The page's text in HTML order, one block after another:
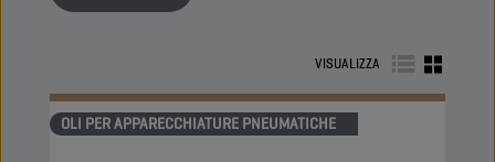
VISUALIZZA
OLI PER APPARECCHIATURE PNEUMATICHE